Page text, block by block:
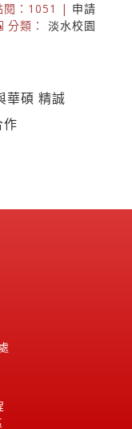
閱：1051 | 申請
分類： 淡水校園
華碩 精誠
作